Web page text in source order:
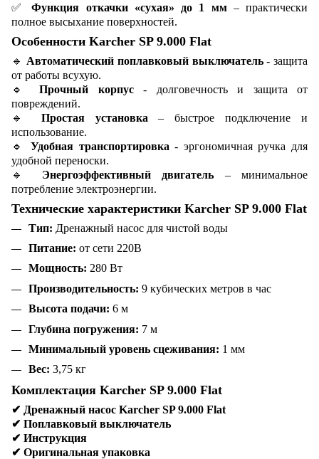
✅Функция откачки «сухая» до 1 мм– практически
полное высыхание поверхностей.
Особенности Karcher SP 9.000 Flat
🔹 Автоматический поплавковый выключатель- защита
от работы всухую.
🔹 Прочный корпус- долговечность и защита от
повреждений.
🔹 Простая установка – быстрое подключение и
использование.
🔹Удобная транспортировка - эргономичная ручка для
удобной переноски.
🔹 Энергоэффективный двигатель – минимальное
потребление электроэнергии.
Технические характеристики Karcher SP 9.000 Flat
Тип: Дренажный насос для чистой воды
Питание: от сети 220В
Мощность: 280 Вт
Производительность: 9 кубических метров в час
Высота подачи: 6 м
Глубина погружения: 7 м
Минимальный уровень сцеживания: 1 мм
Вес: 3,75 кг
Комплектация Karcher SP 9.000 Flat
✔ Дренажный насос Karcher SP 9.000 Flat
✔ Поплавковый выключатель
✔ Инструкция
✔ Оригинальная упаковка